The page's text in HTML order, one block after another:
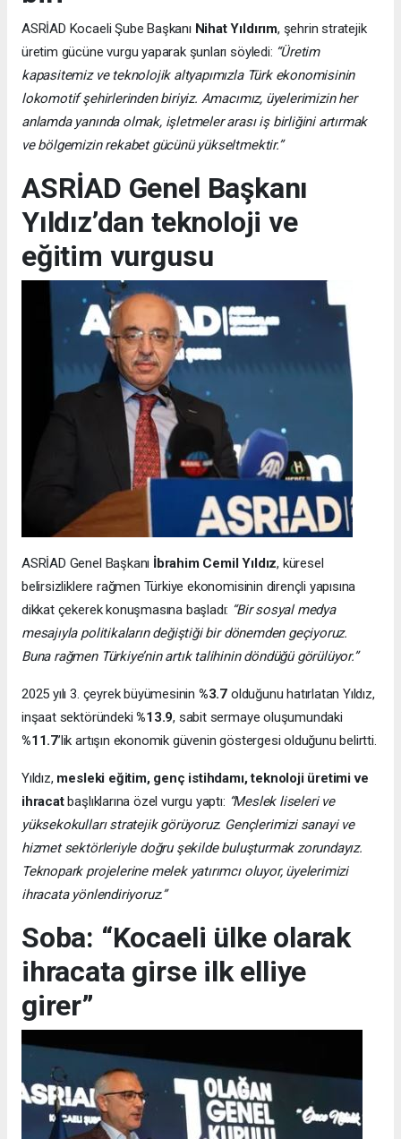
ASRİAD Kocaeli Şube Başkanı Nihat Yıldırım, şehrin stratejik
üretim gücüne vurgu yaparak şunları söyledi: “Üretim
kapasitemiz ve teknolojik altyapımızla Türk ekonomisinin
lokomotif şehirlerinden biriyiz. Amacımız, üyelerimizin her
anlamda yanında olmak, işletmeler arası iş birliğini artırmak
ve bölgemizin rekabet gücünü yükseltmektir.”
ASRİAD Genel Başkanı
Yıldız’dan teknoloji ve
eğitim vurgusu
ASRİAD Genel Başkanı İbrahim Cemil Yıldız, küresel
belirsizliklere rağmen Türkiye ekonomisinin dirençli yapısına
dikkat çekerek konuşmasına başladı: “Bir sosyal medya
mesajıyla politikaların değiştiği bir dönemden geçiyoruz.
Buna rağmen Türkiye’nin artık talihinin döndüğü görülüyor.”
2025 yılı 3. çeyrek büyümesinin %3.7 olduğunu hatırlatan Yıldız,
inşaat sektöründeki%13.9, sabit sermaye oluşumundaki
%11.7’lik artışın ekonomik güvenin göstergesi olduğunu belirtti.
Yıldız, mesleki eğitim, genç istihdamı, teknoloji üretimi ve
ihracatbaşlıklarına özel vurgu yaptı: “Meslek liseleri ve
yüksekokulları stratejik görüyoruz. Gençlerimizi sanayi ve
hizmet sektörleriyle doğru şekilde buluşturmak zorundayız.
Teknopark projelerine melek yatırımcı oluyor, üyelerimizi
ihracata yönlendiriyoruz.”
Soba: “Kocaeli ülke olarak
ihracata girse ilk elliye
girer”